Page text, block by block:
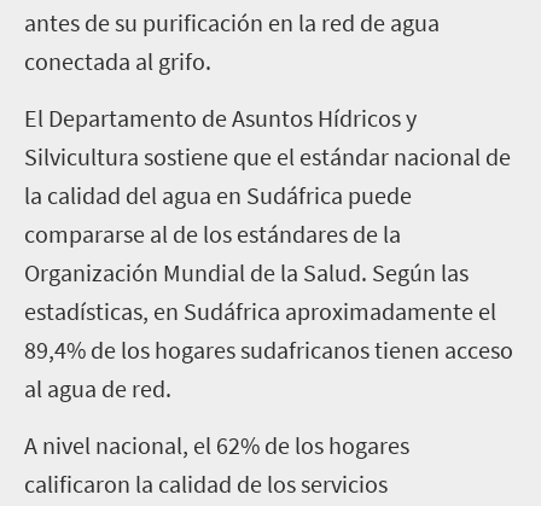
antes de su purificación en la red de agua
conectada al grifo.
El Departamento de Asuntos Hídricos y
Silvicultura sostiene que el estándar nacional de
la calidad del agua en Sudáfrica puede
compararse al de los estándares de la
Organización Mundial de la Salud. Según las
estadísticas, en Sudáfrica aproximadamente el
89,4% de los hogares sudafricanos tienen acceso
al agua de red.
A nivel nacional, el 62% de los hogares
calificaron la calidad de los servicios